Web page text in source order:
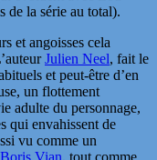
de la série au total).
et angoisses cela
Julien Neel, fait le
et peut-être d’en
un flottement
adulte du personnage,
qui envahissent de
vu comme un
Boris Vian, tout comme